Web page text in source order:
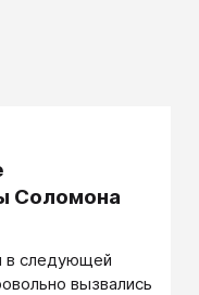
Соломона
в следующей
вызвались